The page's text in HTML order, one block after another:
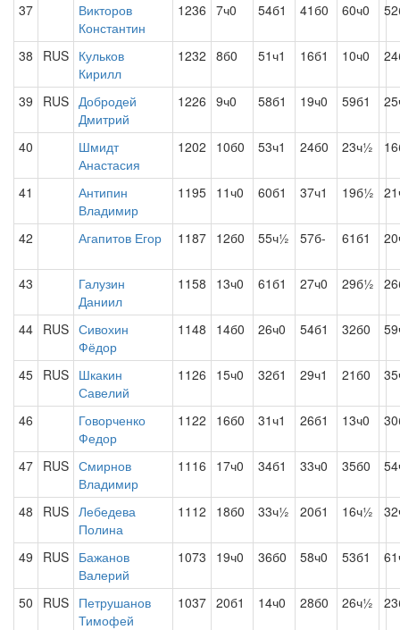
37
Викторов
Константин
1236 7ч0 54б1 41б0 60ч0
38 RUS Кульков
Кирилл
1232 8б0 51ч1 16б1 10ч0
39 RUS Добродей
Дмитрий
1226 9ч0 58б1 19ч0 59б1
40
Шмидт
Анастасия
1202 10б0 53ч1 24б0 23ч½
41
Антипин
Владимир
1195 11ч0 60б1 37ч1 19б½
42 Агапитов Егор 1187 12б0 55ч½ 57б- 61б1
43
Галузин
Даниил
1158 13ч0 61б1 27ч0 29б½
44 RUS Сивохин
Фёдор
1148 14б0 26ч0 54б1 32б0
45 RUS Шкакин
Савелий
1126 15ч0 32б1 29ч1 21б0
46
Говорченко
Федор
1122 16б0 31ч1 26б1 13ч0
47 RUS Смирнов
Владимир
1116 17ч0 34б1 33ч0 35б0
48 RUS Лебедева
Полина
1112 18б0 33ч½ 20б1 16ч½
49 RUS Бажанов
Валерий
1073 19ч0 36б0 58ч0 53б1
50 RUS Петрушанов
Тимофей
1037 20б1 14ч0 28б0 26ч½